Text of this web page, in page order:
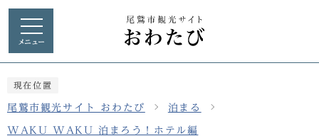
メニュー
現在位置
尾鷲市観光サイト おわたび 泊まる
WAKU WAKU 泊まろう！ホテル編